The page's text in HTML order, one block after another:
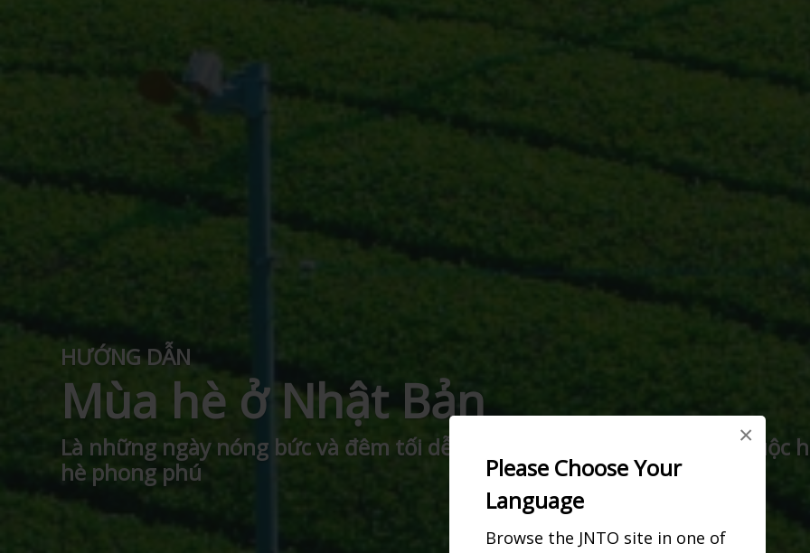
Please Choose Your
Language
Browse the JNTO site in one of
×
HƯỚNG DẪN
Mùa hè ở Nhật Bản
Là những ngày nóng bức và đêm tối dễ chịu, với các lễ hội và những cuộc
hè phong phú